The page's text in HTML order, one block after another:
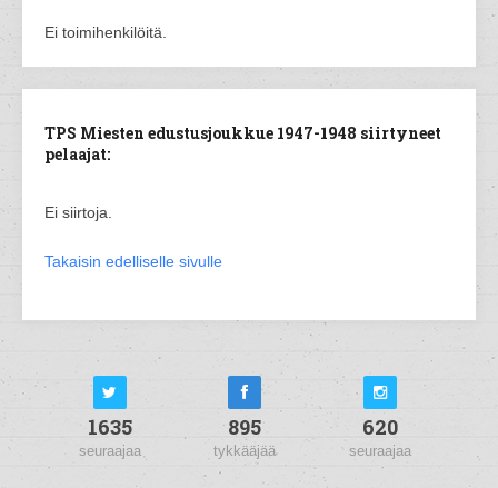
Ei toimihenkilöitä.
TPS Miesten edustusjoukkue 1947-1948 siirtyneet
pelaajat:
Ei siirtoja.
Takaisin edelliselle sivulle
1635
seuraajaa
895
tykkääjää
620
seuraajaa